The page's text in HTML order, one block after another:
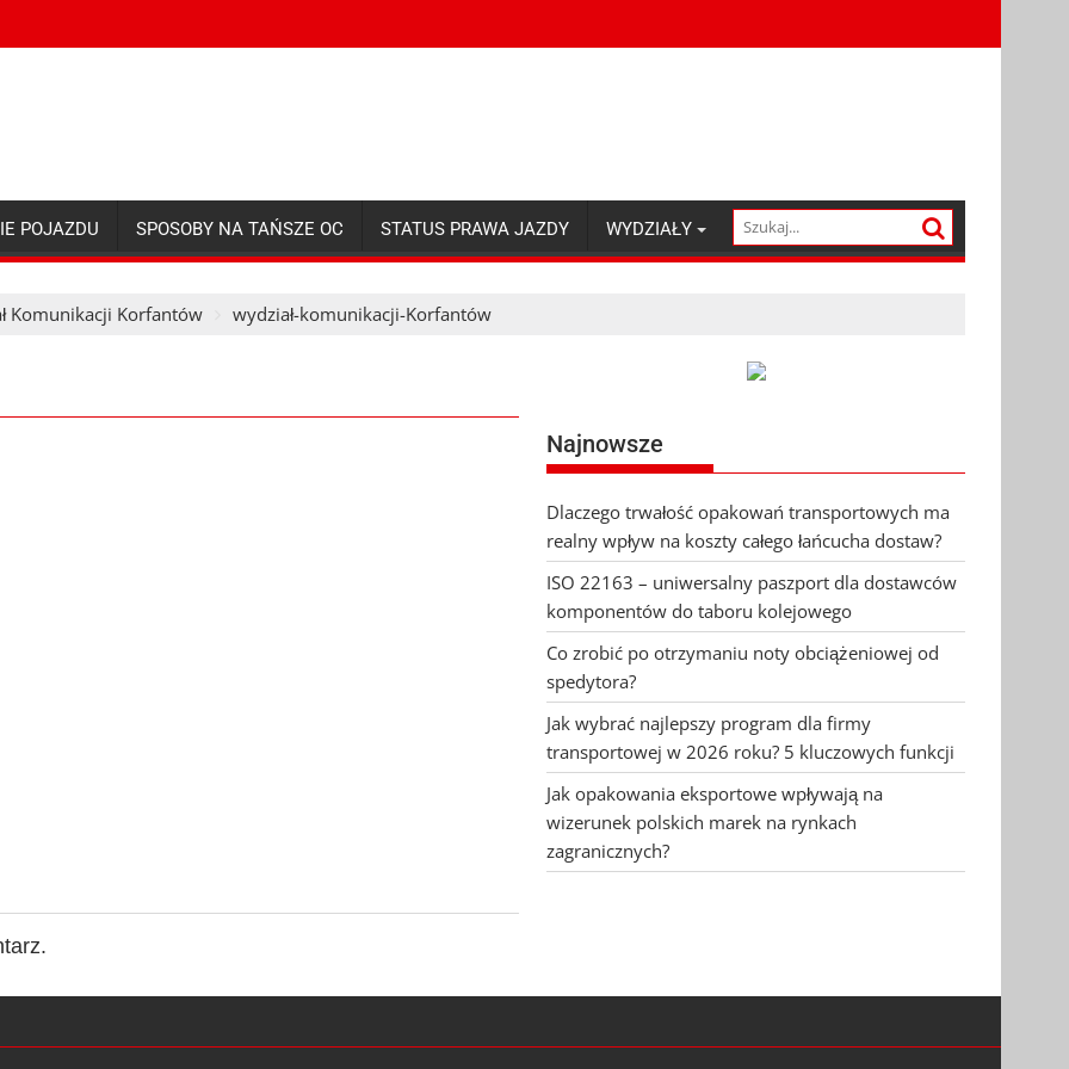
POJAZDU SPOSOBY NA TAŃSZE OC STATUS PRAWA JAZDY WYDZIAŁY
Komunikacji Korfantów wydział-komunikacji-Korfantów
Najnowsze
Dlaczego trwałość opakowań transportowych ma
realny wpływ na koszty całego łańcucha dostaw?
ISO 22163 – uniwersalny paszport dla dostawców
komponentów do taboru kolejowego
Co zrobić po otrzymaniu noty obciążeniowej od
spedytora?
Jak wybrać najlepszy program dla firmy
transportowej w 2026 roku? 5 kluczowych funkcji
Jak opakowania eksportowe wpływają na
wizerunek polskich marek na rynkach
zagranicznych?